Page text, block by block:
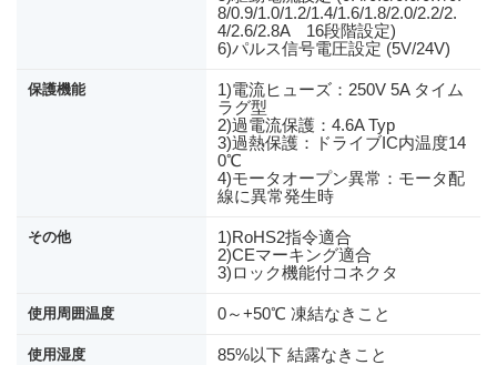
8/0.9/1.0/1.2/1.4/1.6/1.8/2.0/2.2/2.
4/2.6/2.8A 16段階設定)
6)パルス信号電圧設定 (5V/24V)
保護機能
1)電流ヒューズ：250V 5A タイム
ラグ型
2)過電流保護：4.6A Typ
3)過熱保護：ドライブIC内温度14
0℃
4)モータオープン異常：モータ配
線に異常発生時
その他
1)RoHS2指令適合
2)CEマーキング適合
3)ロック機能付コネクタ
使用周囲温度 0～+50℃ 凍結なきこと
使用湿度 85%以下 結露なきこと